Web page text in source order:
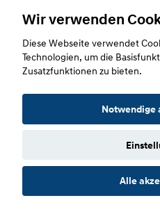
erforderlich.
Copyright © 2026.
Datenschutz
Wir verwenden
Diese Webseite verwendet
Technologien, um die
Zusatzfunktionen zu bieten.
Notwendige
Alle